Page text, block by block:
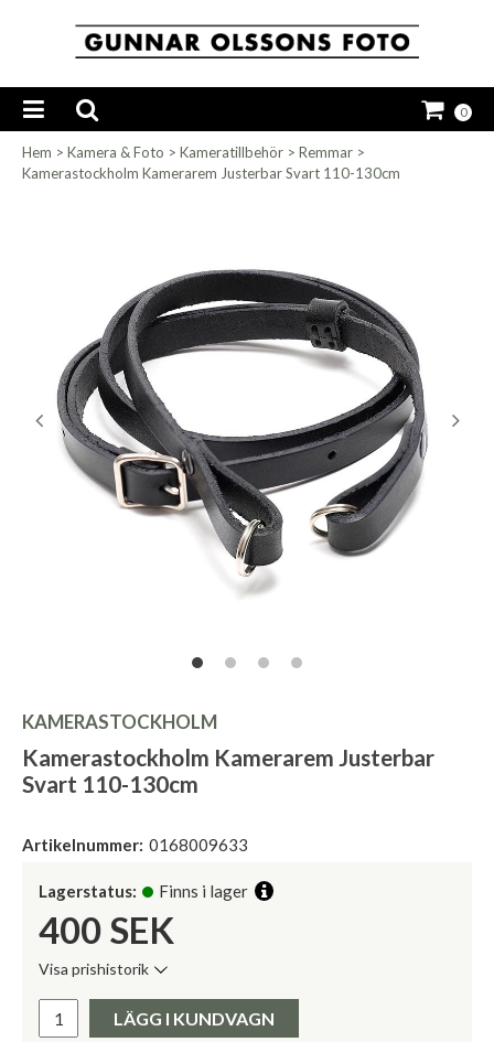
0
Hem > Kamera & Foto > Kameratillbehör > Remmar >
Kamerastockholm Kamerarem Justerbar Svart 110-130cm
KAMERASTOCKHOLM
Kamerastockholm Kamerarem Justerbar
Svart 110-130cm
Artikelnummer: 0168009633
Lagerstatus: Finns i lager
400 SEK
Visa prishistorik
Pris:
LÄGG I KUNDVAGN